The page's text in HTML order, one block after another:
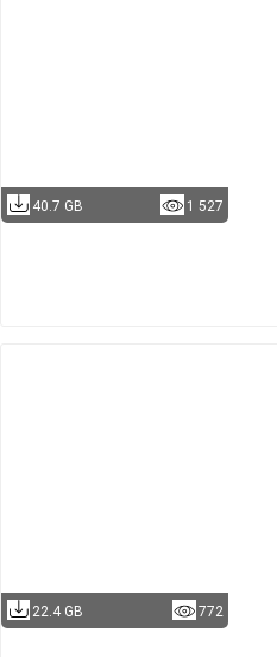
40.7 GB 1 527
22.4 GB 772